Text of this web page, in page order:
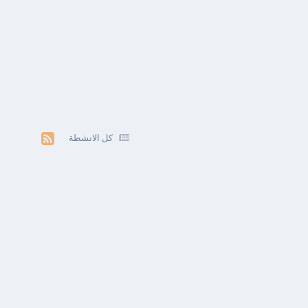
كل الانشطة